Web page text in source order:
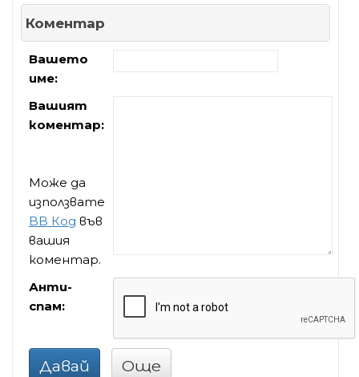
Коментар
Вашето
име:
Вашият
коментар:
Може да
използвате
BB Код във
вашия
коментар.
Анти-
спам:
Давай Още